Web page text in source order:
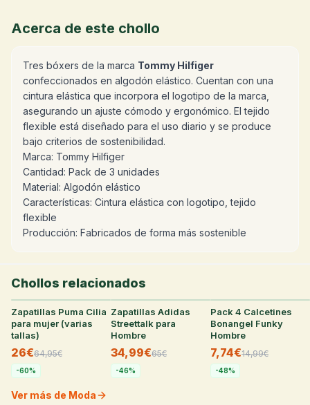
Acerca de este chollo
Tres bóxers de la marca Tommy Hilfiger
confeccionados en algodón elástico. Cuentan con una
cintura elástica que incorpora el logotipo de la marca,
asegurando un ajuste cómodo y ergonómico. El tejido
flexible está diseñado para el uso diario y se produce
bajo criterios de sostenibilidad.
Marca: Tommy Hilfiger
Cantidad: Pack de 3 unidades
Material: Algodón elástico
Características: Cintura elástica con logotipo, tejido
flexible
Producción: Fabricados de forma más sostenible
Chollos relacionados
31°
Zapatillas Puma Cilia
para mujer (varias
tallas)
26€64,95€
-60%
29
Zapatillas Adidas
Streettalk para
Hombre
34,99€65€
-46%
29
Pack 4 Calcetines
Bonangel Funky
Hombre
7,74€14,99€
-48%
Ver más de Moda